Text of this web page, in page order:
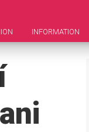
INFORMATION